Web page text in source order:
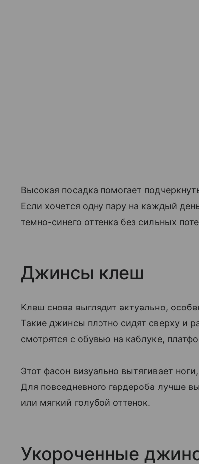
Высокая посадка помогает
Если хочется одну пару на каждый
темно-синего оттенка без сильных
Джинсы клеш
Клеш снова выглядит актуально,
Такие джинсы плотно сидят сверху и
смотрятся с обувью на каблуке,
Этот фасон визуально вытягивает
Для повседневного гардероба лучше
или мягкий голубой оттенок.
Укороченные